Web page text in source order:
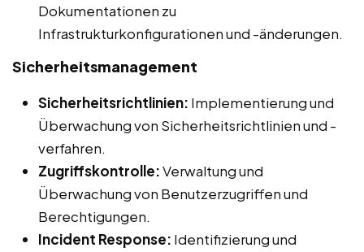
Dokumentationen zu
Infrastrukturkonfigurationen und -änderungen.
Sicherheitsmanagement
Sicherheitsrichtlinien: Implementierung und
Überwachung von Sicherheitsrichtlinien und -
verfahren.
Zugriffskontrolle:Verwaltung und
Überwachung von Benutzerzugriffen und
Berechtigungen.
Incident Response: Identifizierung und